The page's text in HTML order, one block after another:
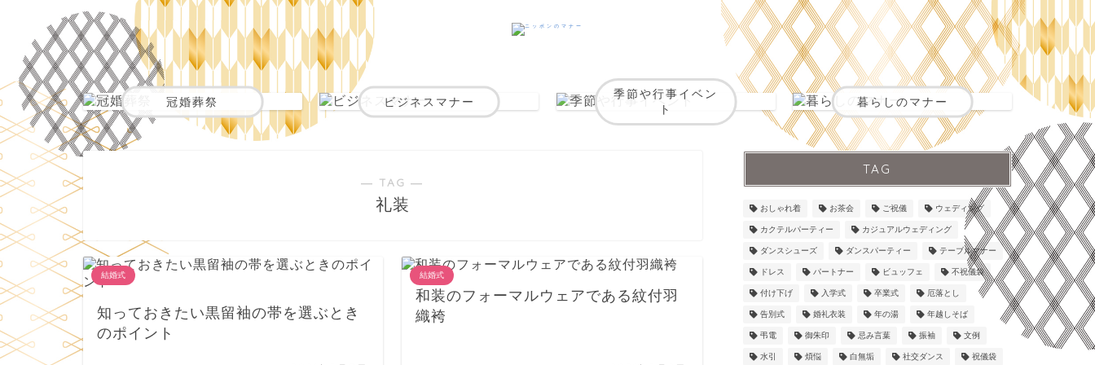
冠婚葬祭 ビジネスマナー
季節や行事イベン
ト
暮らしのマナー
― TAG ―
礼装
結婚式
知っておきたい黒留袖の帯を選ぶとき
のポイント
結婚式
和装のフォーマルウェアである紋付羽
織袴
TAG
おしゃれ着 お茶会 ご祝儀 ウェディング
カクテルパーティー カジュアルウェディング
ダンスシューズ ダンスパーティー テーブルマナー
ドレス パートナー ビュッフェ 不祝儀袋
付け下げ 入学式 卒業式 厄落とし
告別式 婚礼衣装 年の湯 年越しそば
弔電 御朱印 忌み言葉 振袖 文例
水引 煩悩 白無垢 社交ダンス 祝儀袋